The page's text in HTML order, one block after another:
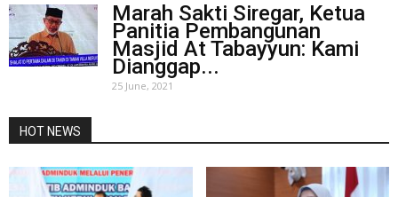
Marah Sakti Siregar, Ketua
Panitia Pembangunan
Masjid At Tabayyun: Kami
Dianggap...
25 June, 2021
HOT NEWS